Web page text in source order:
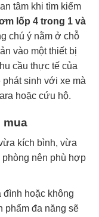
tâm khi tìm kiếm
lốp 4 trong 1 và
chú ý nằm ở chỗ
vào một thiết bị
cầu thực tế của
sinh với xe mà
hoặc cứu hộ.
mua
kích bình, vừa
nên phù hợp
hoặc không
phẩm đa năng sẽ